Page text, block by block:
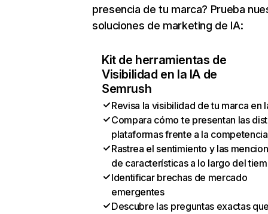
presencia de tu marca? Prueba
soluciones de marketing de IA:
Kit de herramientas de
Visibilidad en la IA de
Semrush
Revisa la visibilidad de tu marca en
Compara cómo te presentan las
plataformas frente a la competencia
Rastrea el sentimiento y las
de características a lo largo del
Identificar brechas de mercado
emergentes
Descubre las preguntas exactas